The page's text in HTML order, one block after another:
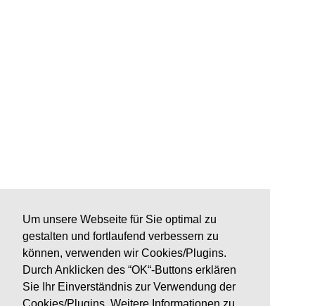
Um unsere Webseite für Sie optimal zu
gestalten und fortlaufend verbessern zu
können, verwenden wir Cookies/Plugins.
Durch Anklicken des “OK“-Buttons erklären
Sie Ihr Einverständnis zur Verwendung der